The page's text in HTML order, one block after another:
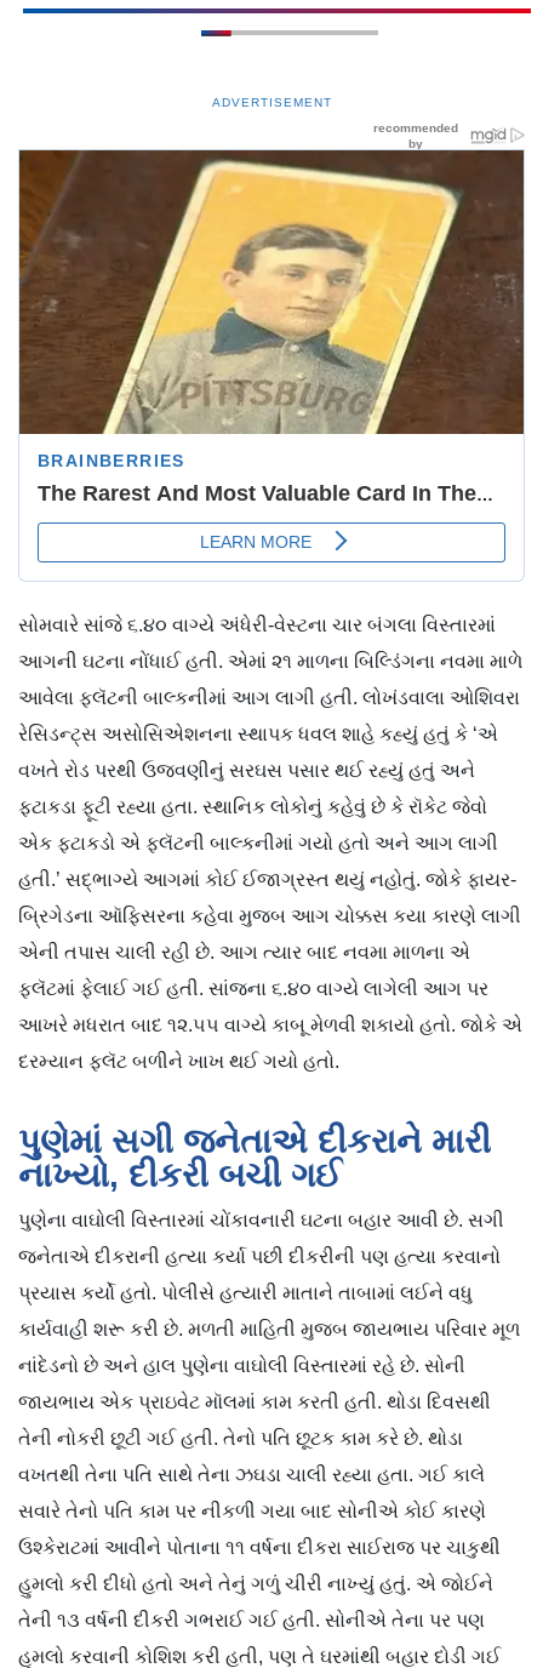
ADVERTISEMENT
સોમવારે સાંજે ૬.૪૦ વાગ્યે અંધેરી-વેસ્ટના ચાર બંગલા વિસ્તારમાં
આગની ઘટના નોંધાઈ હતી. એમાં ૨૧ માળના બિલ્ડિંગના નવમા માળે
આવેલા ફ્લૅટની બાલ્કનીમાં આગ લાગી હતી. લોખંડવાલા ઓશિવરા
રેસિડન્ટ્સ અસોસિએશનના સ્થાપક ધવલ શાહે કહ્યું હતું કે ‘એ
વખતે રોડ પરથી ઉજવણીનું સરઘસ પસાર થઈ રહ્યું હતું અને
ફટાકડા ફૂટી રહ્યા હતા. સ્થાનિક લોકોનું કહેવું છે કે રૉકેટ જેવો
એક ફટાકડો એ ફ્લૅટની બાલ્કનીમાં ગયો હતો અને આગ લાગી
હતી.’ સદ્ભાગ્યે આગમાં કોઈ ઈજાગ્રસ્ત થયું નહોતું. જોકે ફાયર-
બ્રિગેડના ઑફિસરના કહેવા મુજબ આગ ચોક્કસ કયા કારણે લાગી
એની તપાસ ચાલી રહી છે. આગ ત્યાર બાદ નવમા માળના એ
ફ્લૅટમાં ફેલાઈ ગઈ હતી. સાંજના ૬.૪૦ વાગ્યે લાગેલી આગ પર
આખરે મધરાત બાદ ૧૨.૫૫ વાગ્યે કાબૂ મેળવી શકાયો હતો. જોકે એ
દરમ્યાન ફ્લૅટ બળીને ખાખ થઈ ગયો હતો.
પુણેમાં સગી જનેતાએ દીકરાને મારી
નાખ્યો, દીકરી બચી ગઈ
પુણેના વાઘોલી વિસ્તારમાં ચોંકાવનારી ઘટના બહાર આવી છે. સગી
જનેતાએ દીકરાની હત્યા કર્યા પછી દીકરીની પણ હત્યા કરવાનો
પ્રયાસ કર્યો હતો. પોલીસે હત્યારી માતાને તાબામાં લઈને વધુ
કાર્યવાહી શરૂ કરી છે. મળતી માહિતી મુજબ જાયભાય પરિવાર મૂળ
નાંદેડનો છે અને હાલ પુણેના વાઘોલી વિસ્તારમાં રહે છે. સોની
જાયભાય એક પ્રાઇવેટ મૉલમાં કામ કરતી હતી. થોડા દિવસથી
તેની નોકરી છૂટી ગઈ હતી. તેનો પતિ છૂટક કામ કરે છે. થોડા
વખતથી તેના પતિ સાથે તેના ઝઘડા ચાલી રહ્યા હતા. ગઈ કાલે
સવારે તેનો પતિ કામ પર નીકળી ગયા બાદ સોનીએ કોઈ કારણે
ઉશ્કેરાટમાં આવીને પોતાના ૧૧ વર્ષના દીકરા સાઈરાજ પર ચાકુથી
હુમલો કરી દીધો હતો અને તેનું ગળું ચીરી નાખ્યું હતું. એ જોઈને
તેની ૧૩ વર્ષની દીકરી ગભરાઈ ગઈ હતી. સોનીએ તેના પર પણ
હુમલો કરવાની કોશિશ કરી હતી, પણ તે ઘરમાંથી બહાર દોડી ગઈ